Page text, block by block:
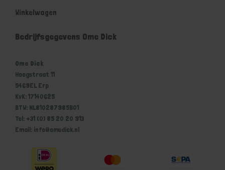
Winkelwagen
Bedrijfsgegevens Ome Dick
Ome Dick
Hoogstraat 11
5469EL Erp
KvK: 17140625
BTW: NL810287985B01
Tel: +31 (0) 85 20 20 913
Email: info@omedick.nl